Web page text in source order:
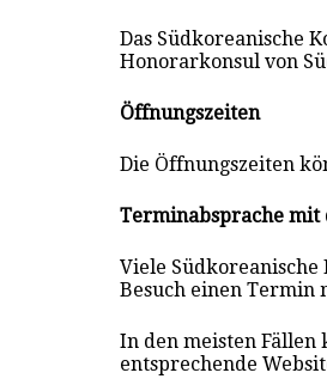
Das Südkoreanische
Honorarkonsul von
Öffnungszeiten
Die Öffnungszeiten
Terminabsprache mit
Viele Südkoreanische
Besuch einen Termin
In den meisten Fällen
entsprechende